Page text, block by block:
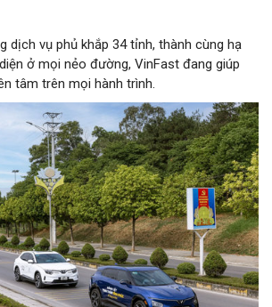
dịch vụ phủ khắp 34 tỉnh, thành cùng hạ
ở mọi nẻo đường, VinFast đang giúp
tâm trên mọi hành trình.